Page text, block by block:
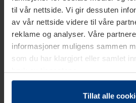
til vår nettside. Vi gir dessuten
av vår nettside videre til våre
reklame og analyser. Våre
informasjoner muligens sammen
som du har klargjort eller samlet
bruk av tjenestene.
Etter loven kan vi lagre
datamaskin, hvis disse er absolutt
Tillat alle